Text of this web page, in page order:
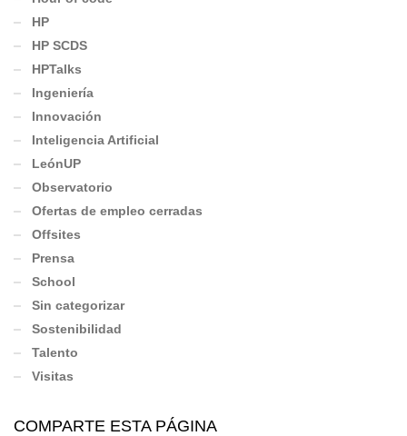
HP
HP SCDS
HPTalks
Ingeniería
Innovación
Inteligencia Artificial
LeónUP
Observatorio
Ofertas de empleo cerradas
Offsites
Prensa
School
Sin categorizar
Sostenibilidad
Talento
Visitas
COMPARTE ESTA PÁGINA